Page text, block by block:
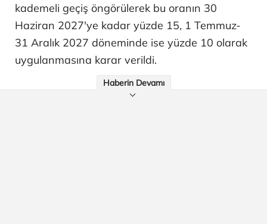
kademeli geçiş öngörülerek bu oranın 30
Haziran 2027'ye kadar yüzde 15, 1 Temmuz-
31 Aralık 2027 döneminde ise yüzde 10 olarak
uygulanmasına karar verildi.
Haberin Devamı